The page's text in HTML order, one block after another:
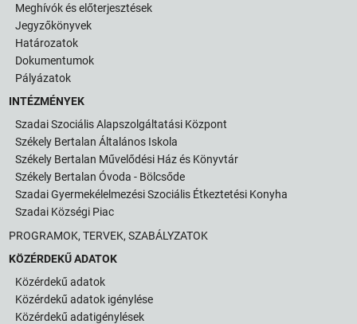
Meghívók és előterjesztések
Jegyzőkönyvek
Határozatok
Dokumentumok
Pályázatok
INTÉZMÉNYEK
Szadai Szociális Alapszolgáltatási Központ
Székely Bertalan Általános Iskola
Székely Bertalan Művelődési Ház és Könyvtár
Székely Bertalan Óvoda - Bölcsőde
Szadai Gyermekélelmezési Szociális Étkeztetési Konyha
Szadai Községi Piac
PROGRAMOK, TERVEK, SZABÁLYZATOK
KÖZÉRDEKŰ ADATOK
Közérdekű adatok
Közérdekű adatok igénylése
Közérdekű adatigénylések